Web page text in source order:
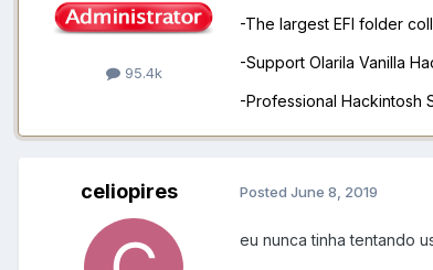
95.4k
-The largest EFI folder
-Support Olarila Vanilla
-Professional Hackintosh
celiopires Posted June 8, 2019
eu nunca tinha tentando